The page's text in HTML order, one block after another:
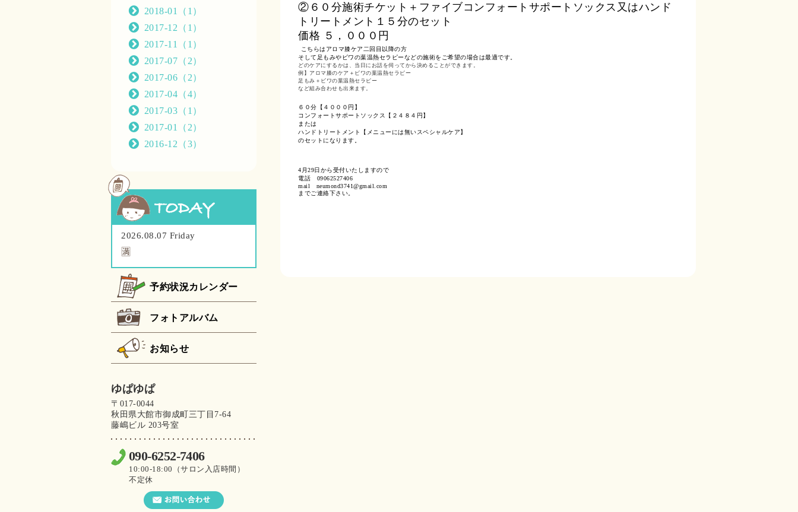
②６０分施術チケット＋ファイブコンフォートサポートソックス又はハンド
トリートメント１５分のセット
価格 ５，０００円
こちらはアロマ膝ケア二回目以降の方
そして足もみやビワの葉温熱セラピーなどの施術をご希望の場合は最適です。
どのケアにするかは、当日にお話を伺ってから決めることができます。
例】アロマ膝のケア＋ビワの葉温熱セラピー
足もみ＋ビワの葉温熱セラピー
など組み合わせも出来ます。
６０分【４０００円】
コンフォートサポートソックス【２４８４円】
または
ハンドトリートメント【メニューには無いスペシャルケア】
のセットになります。
4月29日から受付いたしますので
電話 09062527406
mail neumond3741@gmail.com
までご連絡下さい。
2018-01（1）
2017-12（1）
2017-11（1）
2017-07（2）
2017-06（2）
2017-04（4）
2017-03（1）
2017-01（2）
2016-12（3）
2026.08.07 Friday
🈵
予約状況カレンダー
フォトアルバム
お知らせ
ゆぱゆぱ
〒017-0044
秋田県大館市御成町三丁目7-64
藤嶋ビル 203号室
090-6252-7406
10:00-18:00（サロン入店時間）
不定休